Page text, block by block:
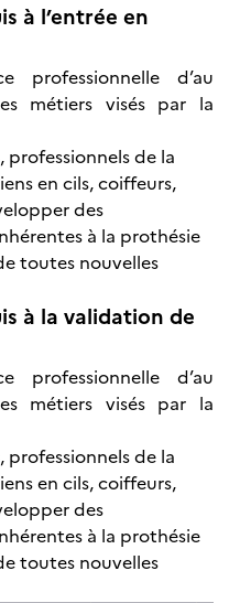
à l’entrée en
professionnelle d’au
métiers visés par la
professionnels de la
en cils, coiffeurs,
des
à la prothésie
toutes nouvelles
à la validation de
professionnelle d’au
métiers visés par la
professionnels de la
en cils, coiffeurs,
des
à la prothésie
toutes nouvelles